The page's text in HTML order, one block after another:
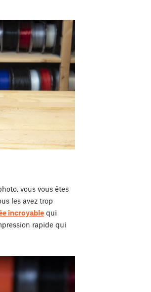
vous vous êtes
les avez trop
incroyable qui
rapide qui